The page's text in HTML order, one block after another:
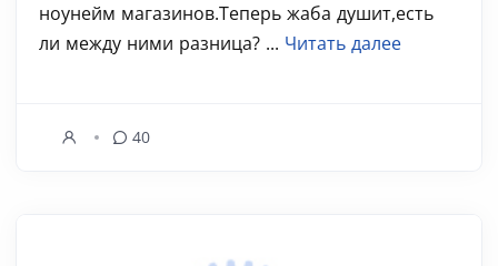
ноунейм магазинов.Теперь жаба душит,есть
ли между ними разница? ... Читать далее
40